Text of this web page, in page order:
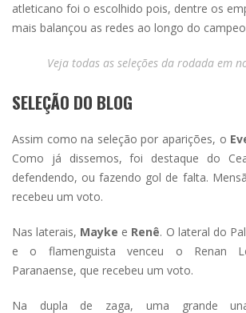
atleticano foi o escolhido pois, dentre os
mais balançou as redes ao longo do
Veja todas as seleções da rodada em
SELEÇÃO DO BLOG
Assim como na seleção por aparições, o
Como já dissemos, foi destaque do
defendendo, ou fazendo gol de falta.
recebeu um voto.
Nas laterais, Mayke e Renê. O lateral do
e o flamenguista venceu o Renan
Paranaense, que recebeu um voto.
Na dupla de zaga, uma grande